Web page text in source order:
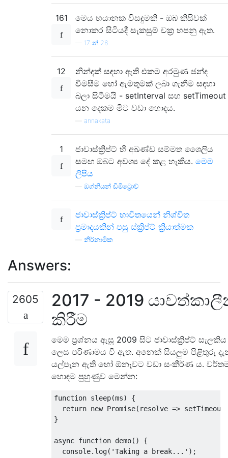
161
මෙය භයානක විසඳුමකි - ඔබ කිසිවක්
නොකර සිටියදී සැකසුම් චක්‍ර හපනු ඇත.
— 17 න් 26
12
නින්දක් සඳහා ඇති එකම අරමුණ ඡන්ද
විමසීම හෝ ඇමතුමක් ලබා ගැනීම සඳහා
බලා සිටීමයි - setInterval සහ setTimeout
යන දෙකම මීට වඩා හොඳය.
annakata
1
ජාවාස්ක්‍රිප්ට් හි අඛණ්ඩ සම්මත ශෛලිය
සමඟ ඔබට අවශ්‍ය දේ කළ හැකිය. මෙම
ලිපිය
ඔග්නියන් ඩිමිට්‍රොව්
ජාවාස්ක්‍රිප්ට් භාවිතයෙන් නිශ්චිත
ප්‍රමාදයකින් පසු ස්ක්‍රිප්ට් ක්‍රියාත්මක
නිර්නාමික
Answers:
2605
2017 - 2019
කිරීම
මෙම ප්‍රශ්නය ඇසූ 2009 සිට ජාවාස්ක්‍රිප්ට්
ලෙස පරිණාමය වී ඇත. අනෙක් සියලුම පිළිතුරු
යල්පැන ඇති හෝ ඕනෑවට වඩා සංකීර්ණ ය.
හොඳම පුහුණුව මෙන්න:
function sleep(ms)
{
return new Promise( resolve => setTimeout
}
async function demo()
{
  console
. log( 'Taking a break...' );